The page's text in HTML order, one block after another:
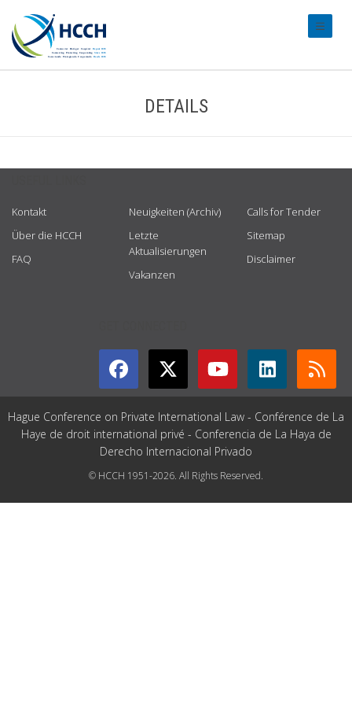
DETAILS
Kontakt
Über die HCCH
FAQ
Neuigkeiten (Archiv)
Letzte
Aktualisierungen
Vakanzen
Calls for Tender
Sitemap
Disclaimer
Hague Conference on Private International Law - Conférence de La
Haye de droit international privé - Conferencia de La Haya de
Derecho Internacional Privado
© HCCH 1951-2026. All Rights Reserved.